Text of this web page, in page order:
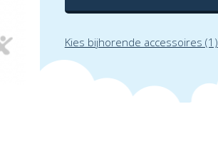
Kies bijhorende accessoires (1)